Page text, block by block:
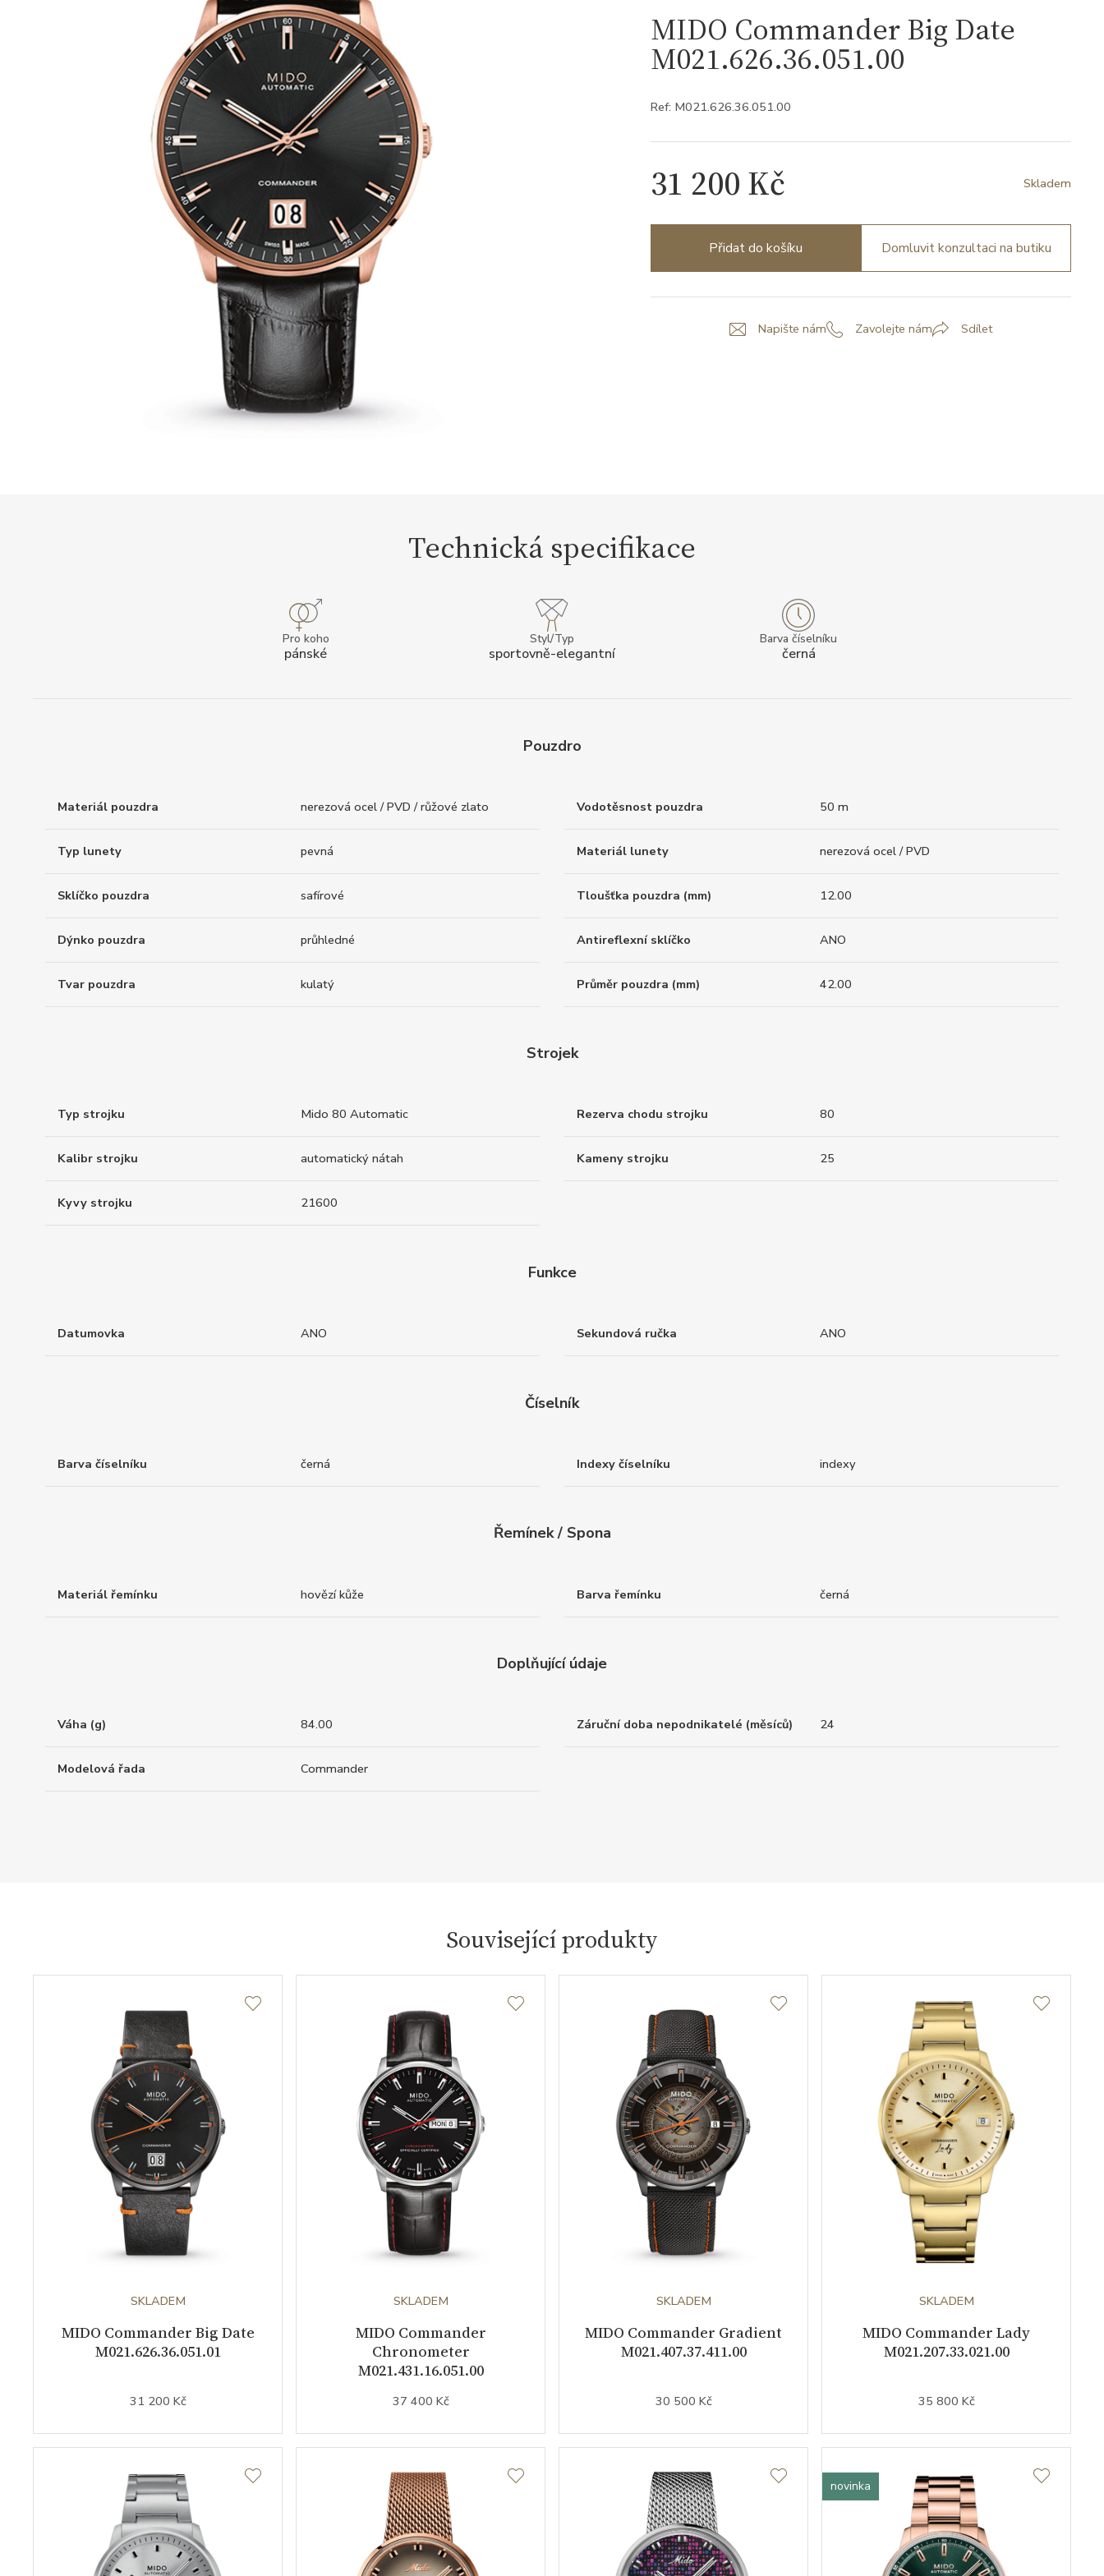
MIDO Commander Big Date
M021.626.36.051.00
Ref: M021.626.36.051.00
31 200 Kč Skladem
Přidat do košíku Domluvit konzultaci na butiku
Napište nám Zavolejte nám Sdílet
Technická specifikace
Pro koho
pánské
Styl/Typ
sportovně-elegantní
Barva číselníku
černá
Pouzdro
Materiál pouzdra nerezová ocel / PVD / růžové zlato Vodotěsnost pouzdra 50 m
Typ lunety pevná Materiál lunety nerezová ocel / PVD
Sklíčko pouzdra safírové Tloušťka pouzdra (mm) 12.00
Dýnko pouzdra průhledné Antireflexní sklíčko ANO
Tvar pouzdra kulatý Průměr pouzdra (mm) 42.00
Strojek
Typ strojku Mido 80 Automatic Rezerva chodu strojku 80
Kalibr strojku automatický nátah Kameny strojku 25
Kyvy strojku 21600
Funkce
Datumovka ANO Sekundová ručka ANO
Číselník
Barva číselníku černá Indexy číselníku indexy
Řemínek / Spona
Materiál řemínku hovězí kůže Barva řemínku černá
Doplňující údaje
Váha (g) 84.00 Záruční doba nepodnikatelé (měsíců) 24
Modelová řada Commander
Související produkty
SKLADEM
MIDO Commander Big Date
M021.626.36.051.01
31 200 Kč
SKLADEM
MIDO Commander
Chronometer
M021.431.16.051.00
37 400 Kč
SKLADEM
MIDO Commander Gradient
M021.407.37.411.00
30 500 Kč
SKLADEM
MIDO Commander Lady
M021.207.33.021.00
35 800 Kč
novinka